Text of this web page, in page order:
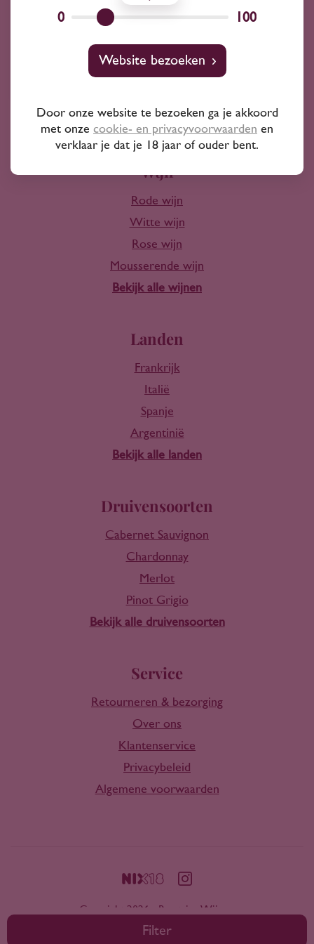
Filter
Wij kunnen je altijd adviseren
Wijnprofessionals
10+ jaar ervaring
Wijn
Rode wijn
Witte wijn
Rose wijn
Mousserende wijn
Bekijk alle wijnen
Landen
Frankrijk
Italië
Spanje
Argentinië
Bekijk alle landen
Druivensoorten
Cabernet Sauvignon
Chardonnay
Merlot
Pinot Grigio
Bekijk alle druivensoorten
Service
Retourneren & bezorging
Over ons
Klantenservice
Privacybeleid
Algemene voorwaarden
Copyright 2026 - Rootring Wijnen
0 100
Website bezoeken
Door onze website te bezoeken ga je akkoord
met onze cookie- en privacyvoorwaarden en
verklaar je dat je 18 jaar of ouder bent.